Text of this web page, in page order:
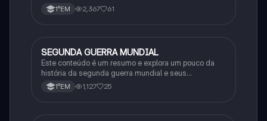
1°EM 2,367 61
História
SEGUNDA GUERRA MUNDIAL
Este conteúdo é um resumo e explora um pouco da
história da segunda guerra mundial e seus
acontecimentos históricos no mundo.
1°EM 1,127 25